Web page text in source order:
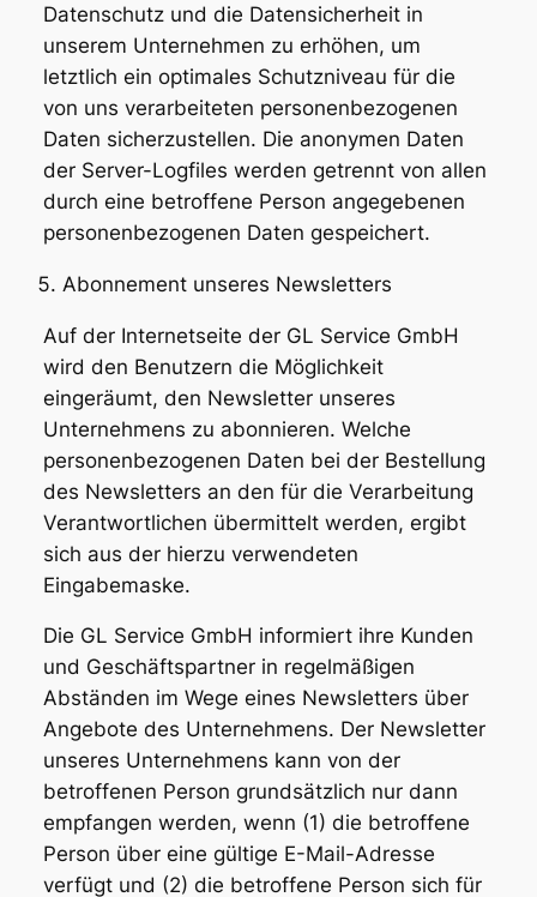
Datenschutz und die Datensicherheit in
unserem Unternehmen zu erhöhen, um
letztlich ein optimales Schutzniveau für die
von uns verarbeiteten personenbezogenen
Daten sicherzustellen. Die anonymen Daten
der Server-Logfiles werden getrennt von allen
durch eine betroffene Person angegebenen
personenbezogenen Daten gespeichert.
Abonnement unseres Newsletters
Auf der Internetseite der GL Service GmbH
wird den Benutzern die Möglichkeit
eingeräumt, den Newsletter unseres
Unternehmens zu abonnieren. Welche
personenbezogenen Daten bei der Bestellung
des Newsletters an den für die Verarbeitung
Verantwortlichen übermittelt werden, ergibt
sich aus der hierzu verwendeten
Eingabemaske.
Die GL Service GmbH informiert ihre Kunden
und Geschäftspartner in regelmäßigen
Abständen im Wege eines Newsletters über
Angebote des Unternehmens. Der Newsletter
unseres Unternehmens kann von der
betroffenen Person grundsätzlich nur dann
empfangen werden, wenn (1) die betroffene
Person über eine gültige E-Mail-Adresse
verfügt und (2) die betroffene Person sich für